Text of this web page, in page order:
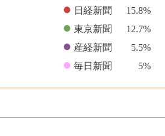
● 日経新聞 15.8%
● 東京新聞 12.7%
● 産経新聞 5.5%
● 毎日新聞 5%